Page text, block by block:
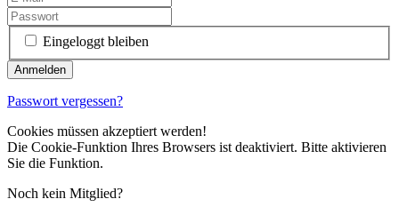
Eingeloggt bleiben
Passwort vergessen?
Cookies müssen akzeptiert werden!
Die Cookie-Funktion Ihres Browsers ist deaktiviert. Bitte aktivieren
Sie die Funktion.
Noch kein Mitglied?